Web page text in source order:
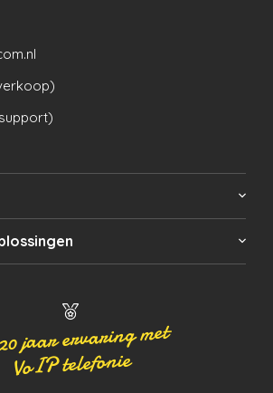
jaar ervaring met
VoIP telefonie